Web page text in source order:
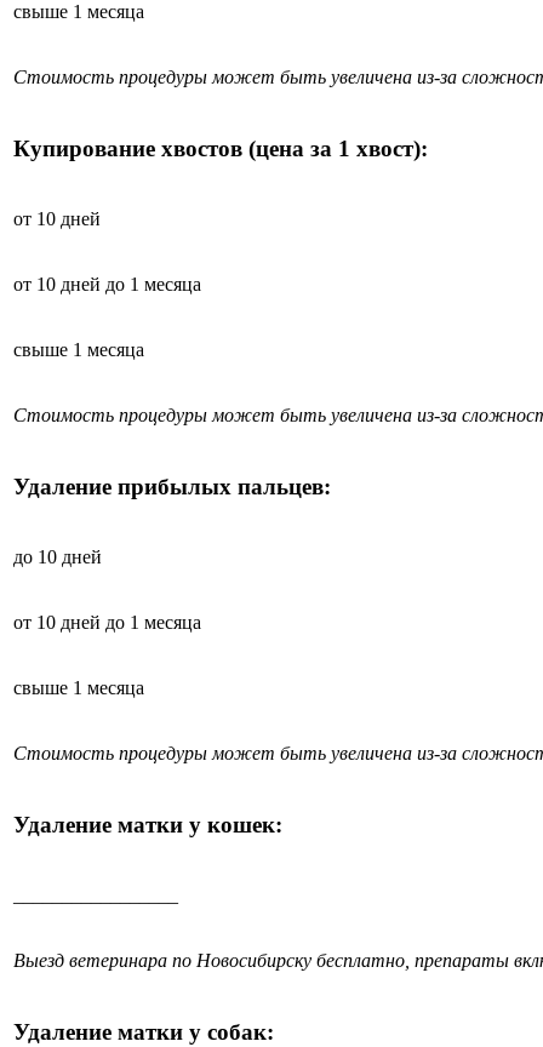
свыше 1 месяца
Стоимость процедуры может быть увеличена из-за
Купирование хвостов (цена за 1 хвост):
от 10 дней
от 10 дней до 1 месяца
свыше 1 месяца
Стоимость процедуры может быть увеличена из-за
Удаление прибылых пальцев:
до 10 дней
от 10 дней до 1 месяца
свыше 1 месяца
Стоимость процедуры может быть увеличена из-за
Удаление матки у кошек:
Выезд ветеринара по Новосибирску бесплатно, препараты
Удаление матки у собак: